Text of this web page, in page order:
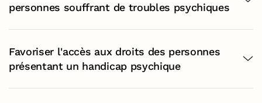
personnes souffrant de troubles psychiques
Favoriser l'accès aux droits des personnes
présentant un handicap psychique